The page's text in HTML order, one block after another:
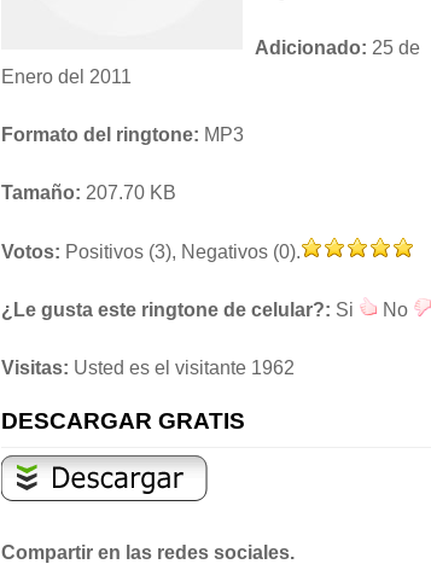
Adicionado: 25 de
Enero del 2011
Formato del ringtone: MP3
Tamaño: 207.70 KB
Votos: Positivos (3), Negativos (0).
¿Le gusta este ringtone de celular?: Si No
Visitas: Usted es el visitante 1962
DESCARGAR GRATIS
Compartir en las redes sociales.